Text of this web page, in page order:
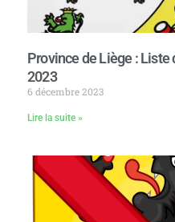
Province de Liège :
2023
6 décembre 2023
Lire la suite »